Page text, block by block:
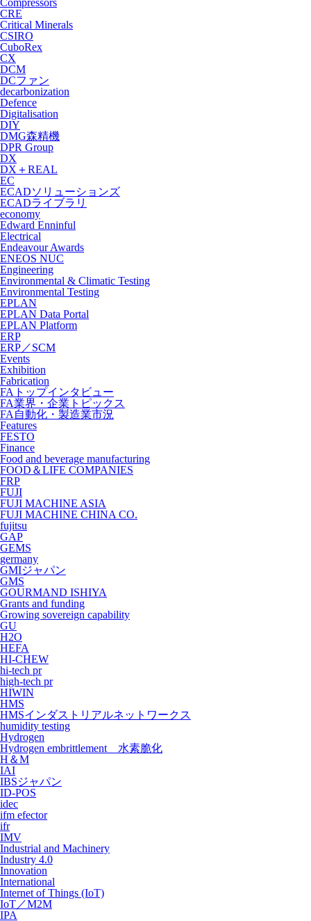
Compressors
CRE
Critical Minerals
CSIRO
CuboRex
CX
DCM
DCファン
decarbonization
Defence
Digitalisation
DIY
DMG森精機
DPR Group
DX
DX＋REAL
EC
ECADソリューションズ
ECADライブラリ
economy
Edward Enninful
Electrical
Endeavour Awards
ENEOS NUC
Engineering
Environmental & Climatic Testing
Environmental Testing
EPLAN
EPLAN Data Portal
EPLAN Platform
ERP
ERP／SCM
Events
Exhibition
Fabrication
FAトップインタビュー
FA業界・企業トピックス
FA自動化・製造業市況
Features
FESTO
Finance
Food and beverage manufacturing
FOOD＆LIFE COMPANIES
FRP
FUJI
FUJI MACHINE ASIA
FUJI MACHINE CHINA CO.
fujitsu
GAP
GEMS
germany
GMIジャパン
GMS
GOURMAND ISHIYA
Grants and funding
Growing sovereign capability
GU
H2O
HEFA
HI-CHEW
hi-tech pr
high-tech pr
HIWIN
HMS
HMSインダストリアルネットワークス
humidity testing
Hydrogen
Hydrogen embrittlement 水素脆化
H＆M
IAI
IBSジャパン
ID-POS
idec
ifm efector
ifr
IMV
Industrial and Machinery
Industry 4.0
Innovation
International
Internet of Things (IoT)
IoT／M2M
IPA